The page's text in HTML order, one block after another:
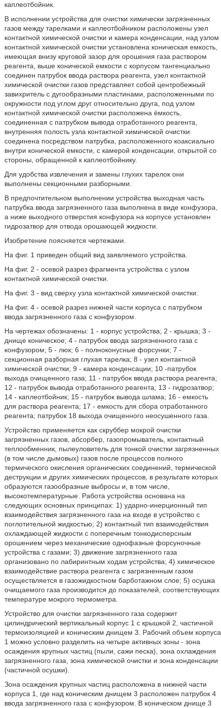
каплеотбойник.
В исполнении устройства для очистки химически загрязненных
газов между тарелками и каплеотбойником расположены узел
контактной химической очистки и камера конденсации, над узлом
контактной химической очистки установлена коническая емкость,
имеющая внизу круговой зазор для орошения газа раствором
реагента, выше конической емкости с корпусом тангенциально
соединен патрубок ввода раствора реагента, узел контактной
химической очистки газов представляет собой центробежный
завихритель с дугообразными пластинами, расположенными по
окружности под углом друг относительно друга, под узлом
контактной химической очистки расположена ёмкость,
соединенная с патрубком вывода отработанного реагента,
внутренняя полость узла контактной химической очистки
соединена посредством патрубка, расположенного коаксиально
внутри конической емкости, с камерой конденсации, открытой со
стороны, обращенной к каплеотбойнику.
Для удобства извлечения и замены глухих тарелок они
выполнены секционными разборными.
В предпочтительном выполнении устройства выходная часть
патрубка ввода загрязненного газа выполнена в виде конфузора,
а ниже выходного отверстия конфузора на корпусе установлен
гидрозатвор для отвода орошающей жидкости.
Изобретение поясняется чертежами.
На фиг. 1 приведен общий вид заявляемого устройства.
На фиг. 2 - осевой разрез фрагмента устройства с узлом
контактной химической очистки.
На фиг. 3 - вид сверху узла контактной химической очистки.
На фиг. 4 - осевой разрез нижней части корпуса с патрубком
ввода загрязненного газа с конфузором.
На чертежах обозначены: 1 - корпус устройства; 2 - крышка; 3 -
днище коническое; 4 - патрубок ввода загрязненного газа с
конфузором; 5 - люк; 6 - полноконусные форсунки; 7 -
секционная разборная глухая тарелка; 8 - узел контактной
химической очистки; 9 - камера конденсации; 10 -патрубок
выхода очищенного газа; 11 - патрубок ввода раствора реагента;
12 - патрубок вывода отработанного реагента; 13 - гидрозатвор;
14 - каплеотбойник; 15 - патрубок вывода шлама; 16 - емкость
для раствора реагента; 17 - емкость для сбора отработанного
реагента; патрубок 18 выхода очищенного неосушенного газа.
Устройство применяется как скруббер мокрой очистки
загрязненных газов, абсорбер, газопромыватель, контактный
теплообменник, пылеуловитель для тонкой очистки загрязненных
(в том числе дымовых) газов после процессов полного
термического окисления органических соединений, термической
деструкции и других химических процессов, в результате которых
образуются газообразные выбросы и, в том числе,
высокотемпературные. Работа устройства основана на
следующих основных принципах: 1) ударно-инерционный тип
взаимодействия загрязненного газа на входе в устройство с
поглотительной жидкостью; 2) контактный тип взаимодействия
охлаждающей жидкости с поперечным тонкодисперсным
орошением через механические однофазные форсуночные
устройства с газами; 3) движение загрязненного газа
организовано по лабиринтным ходам устройства; 4) химическое
взаимодействие раствора реагента с загрязненным газом
осуществляется в газожидкостном барботажном слое; 5) осушка
очищаемого газа производится до показателей, соответствующих
температуре мокрого термометра.
Устройство для очистки загрязненного газа содержит
цилиндрический вертикальный корпус 1 с крышкой 2, частичной
термоизоляцией и коническим днищем 3. Рабочий объем корпуса
1 можно условно разделить на четыре активных зоны - зона
осаждения крупных частиц (пыли, сажи песка), зона охлаждения
загрязненного газа, зона химической очистки и зона конденсации
(частичной осушки).
Зона осаждения крупных частиц расположена в нижней части
корпуса 1, где над коническим днищем 3 расположен патрубок 4
ввода загрязненного газа с конфузором. В коническом днище 3